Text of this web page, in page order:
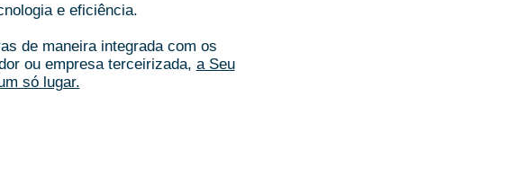
e eficiência.
de maneira integrada com os
ou empresa terceirizada, a Seu
só lugar.